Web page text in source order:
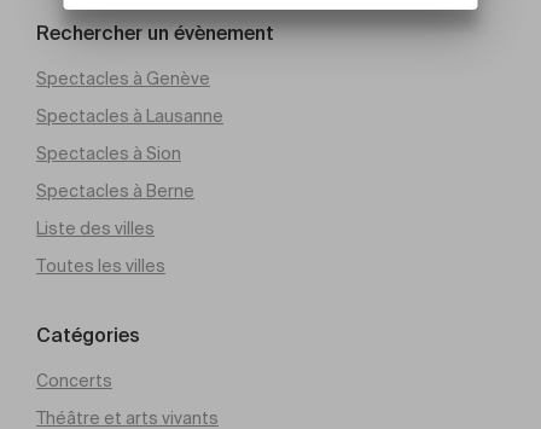
Rechercher un évènement
Spectacles à Genève
Spectacles à Lausanne
Spectacles à Sion
Spectacles à Berne
Liste des villes
Toutes les villes
Catégories
Concerts
Théâtre et arts vivants